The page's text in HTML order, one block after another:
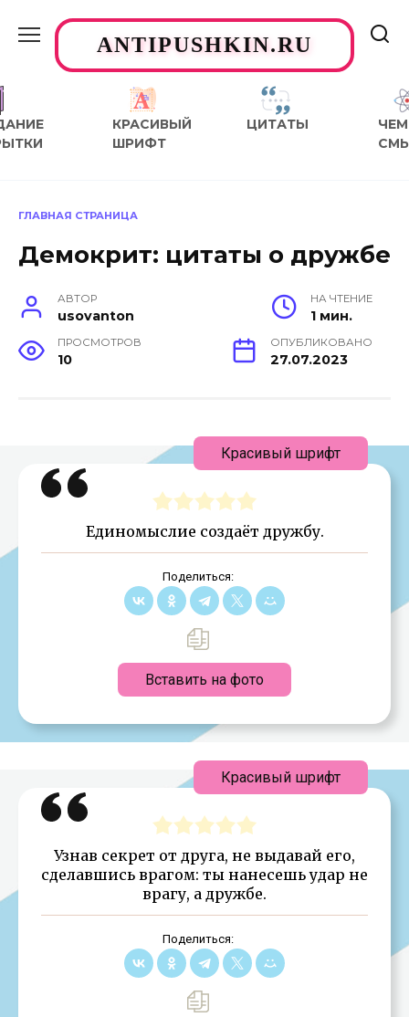
содержаниюANTIPUSHKIN.RU
КРАСИВЫЙ
ШРИФТ
ЦИТАТЫ
ЧЕМ
ГЛАВНАЯ СТРАНИЦА
Демокрит: цитаты о дружбе
АВТОР
usovanton
НА ЧТЕНИЕ
1 мин.
ПРОСМОТРОВ
10
ОПУБЛИКОВАНО
27.07.2023
Единомыслие создаёт дружбу.
Поделиться:
Вставить на фото
Красивый шрифт
Узнав секрет от друга, не выдавай его,
сделавшись врагом: ты нанесешь удар не
врагу, а дружбе.
Поделиться:
Красивый шрифт